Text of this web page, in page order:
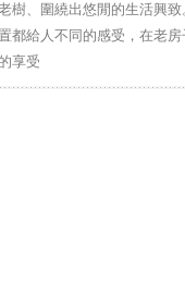
樹、圍繞出悠閒的生活興
都給人不同的感受，在老
享受